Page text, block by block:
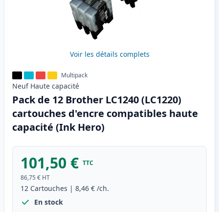
Voir les détails complets
Multipack
Neuf Haute capacité
Pack de 12 Brother LC1240 (LC1220)
cartouches d'encre compatibles haute
capacité (Ink Hero)
101,50 € TTC
86,75 € HT
12 Cartouches | 8,46 € /ch.
En stock